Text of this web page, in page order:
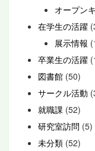
オープン
在学生の活躍
展示情報
卒業生の活躍
図書館 (50)
サークル活動
就職課 (52)
研究室訪問 (5)
未分類 (52)